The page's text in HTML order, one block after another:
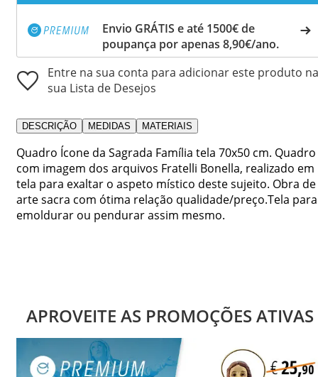
Envio GRÁTIS e até 1500€ de
poupança por apenas 8,90€/ano.
Entre na sua conta para adicionar este produto na
sua Lista de Desejos
DESCRIÇÃO MEDIDAS MATERIAIS
Quadro Ícone da Sagrada Família tela 70x50 cm. Quadro
com imagem dos arquivos Fratelli Bonella, realizado em
tela para exaltar o aspeto místico deste sujeito. Obra de
arte sacra com ótima relação qualidade/preço.Tela para
emoldurar ou pendurar assim mesmo.
APROVEITE AS PROMOÇÕES ATIVAS